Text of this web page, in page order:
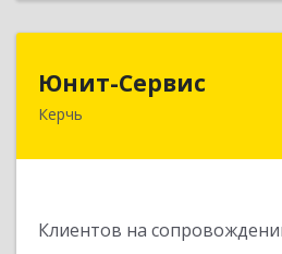
Юнит-Сервис
Керчь
Клиентов на
298300, Крым Респ,